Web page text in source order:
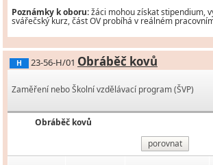
Poznámky k oboru:žáci mohou získat stipendium,
svářečský kurz, část OV probíhá v reálném
H 23-56-H/01 Obráběč kovů
Zaměření nebo Školní vzdělávací program (ŠVP)
Obráběč kovů
porovnat